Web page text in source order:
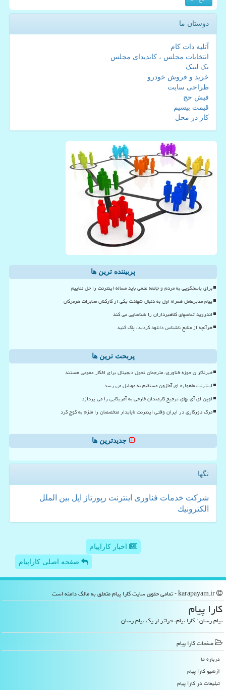
دوستان ما
آتلیه دات کام
انتخابات مجلس ، کاندیدای مجلس
بک لینک
خرید و فروش خودرو
طراحی سایت
فیش حج
قیمت بیسیم
کار در محل
پربیننده ترین ها
برای پاسخگویی به مردم و جامعه علمی باید مساله اینترنت را حل نماییم
پیام مدیرعامل همراه اول به دنبال شهادت یکی از کارکنان مخابرات هرمزگان
اندروید تماسهای کلاهبرداران را شناسایی می کند
هرآنچه از منابع ناشناس دانلود کردید، پاک کنید
پربحث ترین ها
خبرنگاران حوزه فناوری، مترجمان تحول دیجیتال برای افکار عمومی هستند
اینترنت ماهواره ای آمازون مستقیم به موبایل می رسد
اوپن ای آی بهای ترجیح کارمندان خارجی به آمریکایی را می پردازد
مرگ دورکاری در ایران وقتی اینترنت ناپایدار متخصصان را ملزم به کوچ کرد
جدیدترین ها
تگها
شركت خدمات فناوری اینترنت رپورتاژ اپل بین الملل
الكترونیك
اخبار کاراپیام
صفحه اصلی کاراپیام
كارا پیام
پیام رسان : کارا پیام، فراتر از یک پیام رسان
صفحات كارا پیام
درباره ما
آرشیو كارا پیام
تبلیغات در كارا پیام